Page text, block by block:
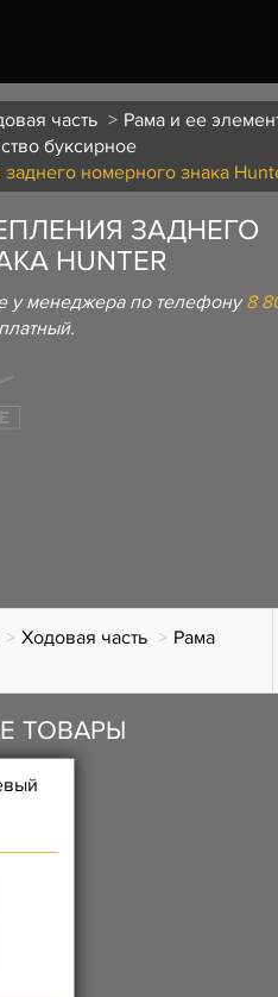
часть
Рама и ее
буксирное
номерного знака
ЗАДНЕГО
HUNTER
у менеджера по телефону8
Ходовая часть
Рама
ТОВАРЫ